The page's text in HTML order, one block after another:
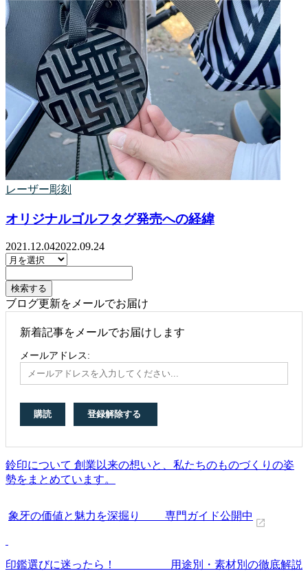
レーザー彫刻
オリジナルゴルフタグ発売への経緯
2021.12.042022.09.24
ブログ更新をメールでお届け
新着記事をメールでお届けします
メールアドレス:
鈴印について 創業以来の想いと、私たちのものづくりの姿
勢をまとめています。
象牙の価値と魅力を深掘り 専門ガイド公開中
印鑑選びに迷ったら！ 用途別・素材別の徹底解説